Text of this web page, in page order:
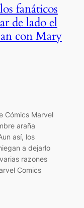
fanáticos
de lado el
con Mary
Cómics Marvel
araña
así, los
a dejarlo
razones
Comics